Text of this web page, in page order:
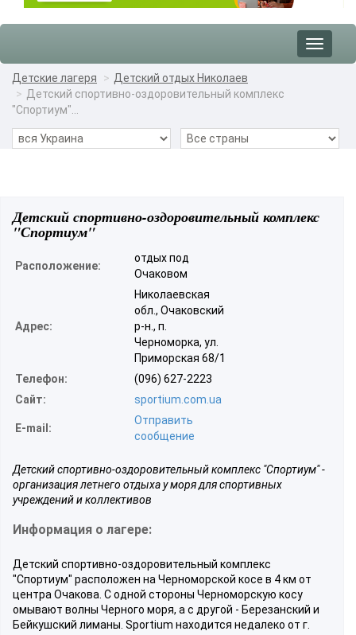
Toggle
Детские лагеря
Детский отдых Николаев
Детский спортивно-оздоровительный комплекс
"Спортиум"...
Детский спортивно-оздоровительный комплекс
"Спортиум"
Расположение:
отдых под
Очаковом
Адрес:
Николаевская
обл., Очаковский
р-н., п.
Черноморка, ул.
Приморская 68/1
Телефон:
(096) 627-2223
Сайт:
sportium.com.ua
E-mail:
Отправить
сообщение
Детский спортивно-оздоровительный комплекс "Спортиум" -
организация летнего отдыха у моря для спортивных
учреждений и коллективов
Информация о лагере:
Детский спортивно-оздоровительный комплекс
"Спортиум" расположен на Черноморской косе в 4 км от
центра Очакова. С одной стороны Черноморскую косу
омывают волны Черного моря, а с другой - Березанский и
Бейкушский лиманы. Sportium находится недалеко от г.